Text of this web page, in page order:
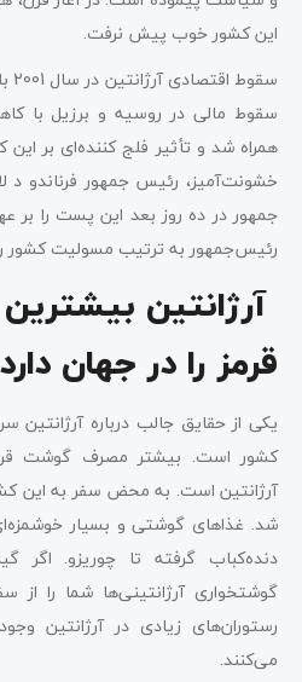
این کشور خوب پیش نرفت.
سقوط مالی در روسیه و برزیل با
همراه شد و تأثیر فلج کننده‌ای بر
خشونت‌آمیز، رئیس جمهور فرناندو د
جمهور در ده روز بعد این پست را بر
رئیس‌جمهور به ترتیب مسولیت کشور را
آرژانتین
قرمز را در جهان دارد
یکی از حقایق جالب درباره
کشور است. بیشتر مصرف گوشت
آرژانتین است. به محض سفر به این
شد. غذاهای گوشتی و بسیار
دنده‌کباب گرفته تا چوریزو. اگر
گوشتخواری آرژانتینی‌ها شما را
رستوران‌های زیادی در آرژانتین
می‌کنند.